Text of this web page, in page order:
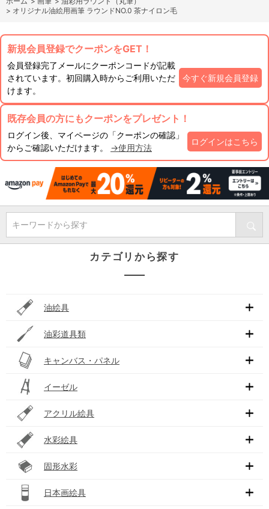
> オリジナル油絵用画筆 ラウンドNO.0 茶ナイロン毛
新規会員登録でクーポンをGET！
会員登録完了メールにクーポンコードが記載
されています。初回購入時からご利用いただ
けます。
今すぐ新規会員登録
既存会員の方にもクーポンをプレゼント！
ログイン後、マイページの「クーポンの確認」
からご確認いただけます。 →使用方法
ログインはこちら
キーワードから探す
カテゴリから探す
油絵具
油彩道具類
キャンバス・パネル
イーゼル
アクリル絵具
水彩絵具
固形水彩
日本画絵具